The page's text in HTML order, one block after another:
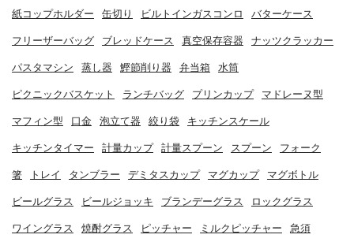
紙コップホルダー 缶切り ビルトインガスコンロ バターケース
フリーザーバッグ ブレッドケース 真空保存容器 ナッツクラッカー
パスタマシン 蒸し器 鰹節削り器 弁当箱 水筒
ピクニックバスケット ランチバッグ プリンカップ マドレーヌ型
マフィン型 口金 泡立て器 絞り袋 キッチンスケール
キッチンタイマー 計量カップ 計量スプーン スプーン フォーク
箸 トレイ タンブラー デミタスカップ マグカップ マグボトル
ビールグラス ビールジョッキ ブランデーグラス ロックグラス
ワイングラス 焼酎グラス ピッチャー ミルクピッチャー 急須